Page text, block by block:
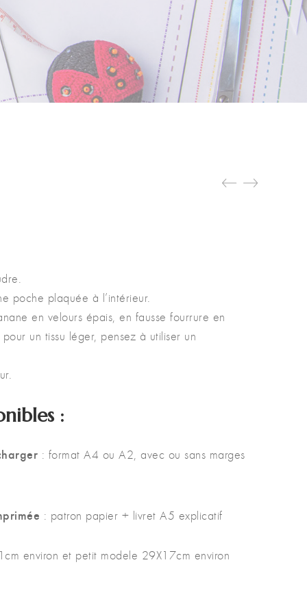
poche plaquée à l’intérieur.
en velours épais, en fausse fourrure en
un tissu léger, pensez à utiliser un
:
: format A4 ou A2, avec ou sans marges
: patron papier + livret A5 explicatif
environ et petit modele 29X17cm environ